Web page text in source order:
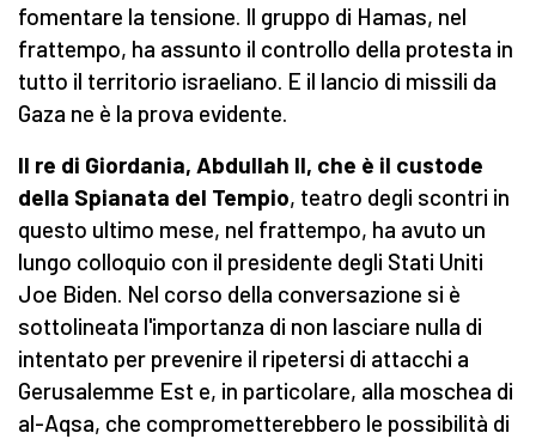
fomentare la tensione. Il gruppo di Hamas, nel
frattempo, ha assunto il controllo della protesta in
tutto il territorio israeliano. E il lancio di missili da
Gaza ne è la prova evidente.
Il re di Giordania, Abdullah II, che è il custode
della Spianata del Tempio, teatro degli scontri in
questo ultimo mese, nel frattempo, ha avuto un
lungo colloquio con il presidente degli Stati Uniti
Joe Biden. Nel corso della conversazione si è
sottolineata l'importanza di non lasciare nulla di
intentato per prevenire il ripetersi di attacchi a
Gerusalemme Est e, in particolare, alla moschea di
al-Aqsa, che comprometterebbero le possibilità di